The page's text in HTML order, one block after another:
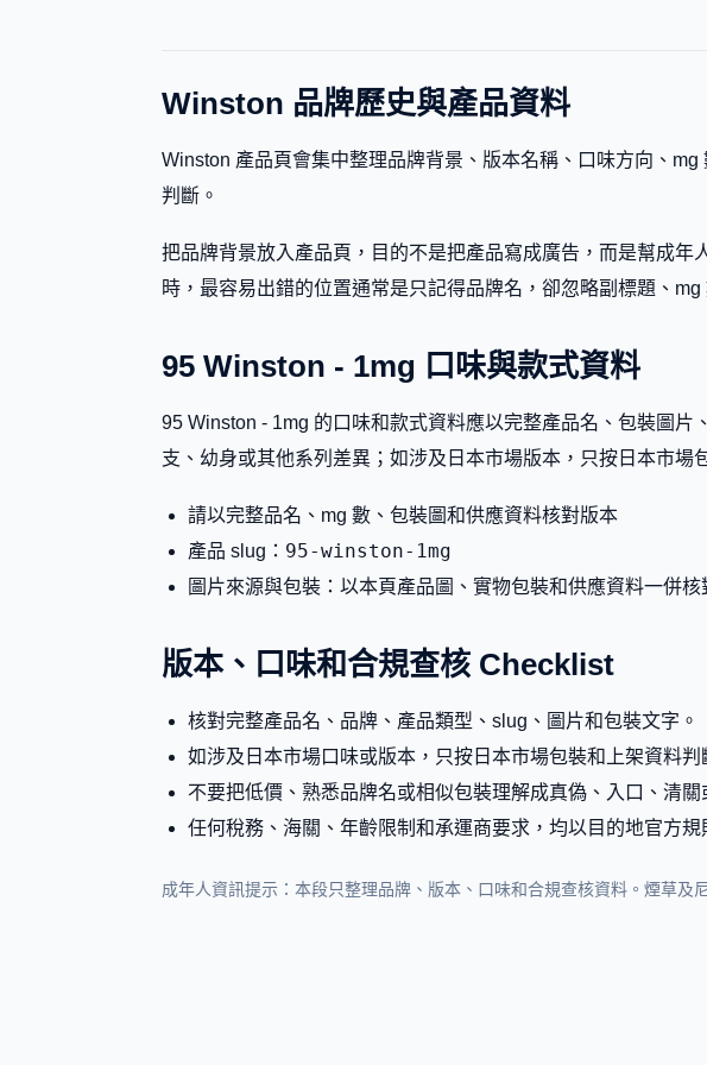
Winston 品牌歷史與產品資料
Winston 產品頁會集中整理品牌背景、版本名稱、口味方向、
判斷。
把品牌背景放入產品頁，目的不是把產品寫成廣告，而是幫成
時，最容易出錯的位置通常是只記得品牌名，卻忽略副標題、
95 Winston - 1mg 口味與款式資料
95 Winston - 1mg 的口味和款式資料應以完整產品名、包裝圖
支、幼身或其他系列差異；如涉及日本市場版本，只按日本市
請以完整品名、mg 數、包裝圖和供應資料核對版本
產品 slug： 95-winston-1mg
圖片來源與包裝：以本頁產品圖、實物包裝和供應資料一併核
版本、口味和合規查核 Checklist
核對完整產品名、品牌、產品類型、slug、圖片和包裝文字。
如涉及日本市場口味或版本，只按日本市場包裝和上架資料
不要把低價、熟悉品牌名或相似包裝理解成真偽、入口、清關
任何稅務、海關、年齡限制和承運商要求，均以目的地官方規
成年人資訊提示：本段只整理品牌、版本、口味和合規查核資料。煙草及